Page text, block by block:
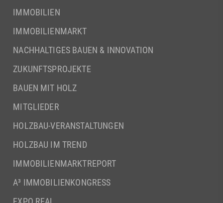
IMMOBILIEN
IMMOBILIENMARKT
NACHHALTIGES BAUEN & INNOVATION
ZUKUNFTSPROJEKTE
BAUEN MIT HOLZ
MITGLIEDER
HOLZBAU-VERANSTALTUNGEN
HOLZBAU IM TREND
IMMOBILIENMARKTREPORT
A³ IMMOBILIENKONGRESS